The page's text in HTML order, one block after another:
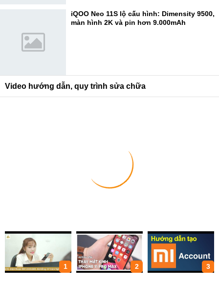
iQOO Neo 11S lộ cấu hình: Dimensity 9500,
màn hình 2K và pin hơn 9.000mAh
Video hướng dẫn, quy trình sửa chữa
1 2 3